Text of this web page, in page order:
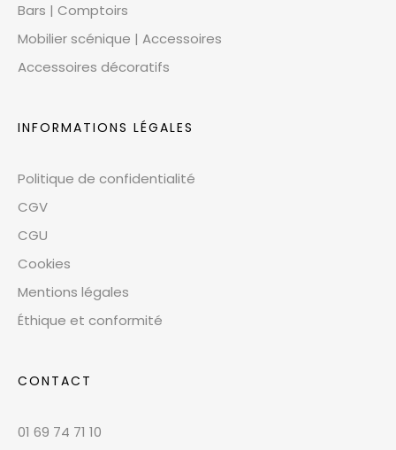
Bars | Comptoirs
Mobilier scénique | Accessoires
Accessoires décoratifs
INFORMATIONS LÉGALES
Politique de confidentialité
CGV
CGU
Cookies
Mentions légales
Éthique et conformité
CONTACT
01 69 74 71 10